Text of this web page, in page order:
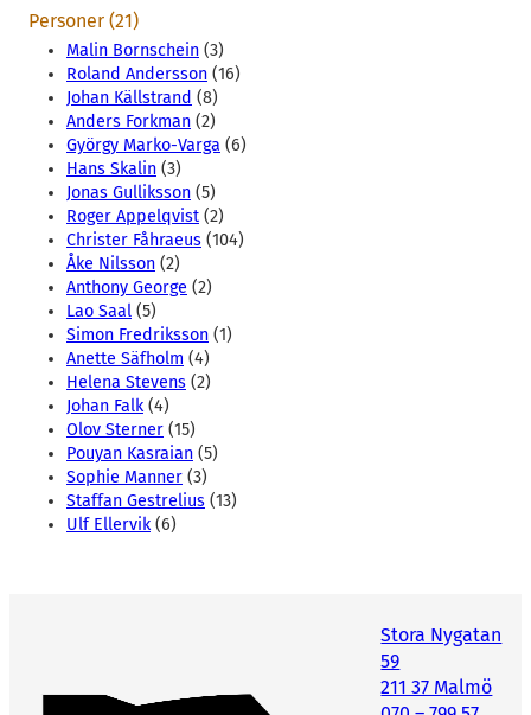
Personer (21)
Malin Bornschein (3)
Roland Andersson (16)
Johan Källstrand (8)
Anders Forkman (2)
György Marko-Varga (6)
Hans Skalin (3)
Jonas Gulliksson (5)
Roger Appelqvist (2)
Christer Fåhraeus (104)
Åke Nilsson (2)
Anthony George (2)
Lao Saal (5)
Simon Fredriksson (1)
Anette Säfholm (4)
Helena Stevens (2)
Johan Falk(4)
Olov Sterner (15)
Pouyan Kasraian (5)
Sophie Manner (3)
Staffan Gestrelius (13)
Ulf Ellervik(6)
Stora Nygatan
59
211 37 Malmö